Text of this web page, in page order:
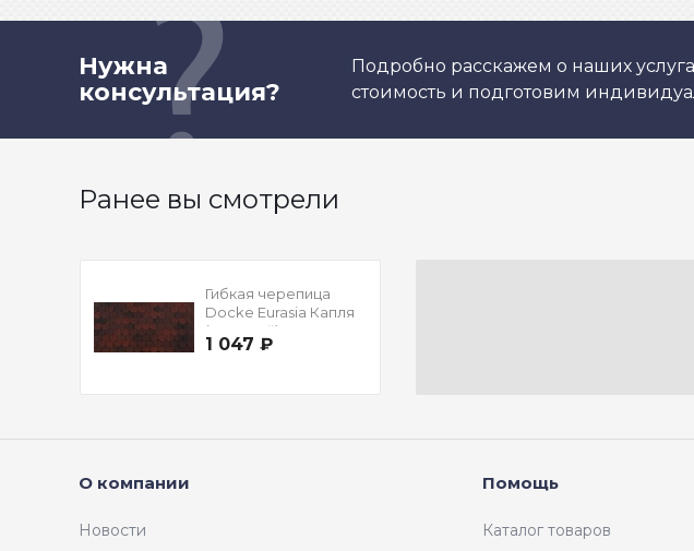
Нужна
консультация?
Подробно расскажем о наших
стоимость и подготовим
Ранее вы смотрели
Гибкая черепица
Docke Eurasia Капля
(Красный), 1,00м
1 047 ₽
О компании
Новости
Помощь
Каталог товаров